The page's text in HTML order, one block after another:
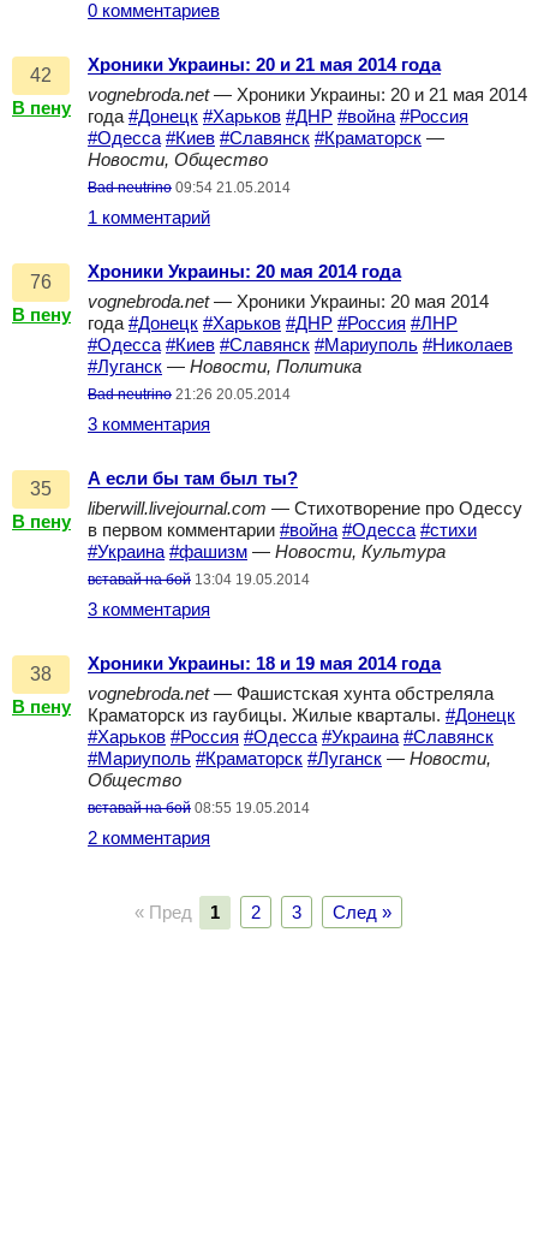
0 комментариев
42
В пену
Хроники Украины: 20 и 21 мая 2014 года
vognebroda.net— Хроники Украины: 20 и 21 мая 2014
года #Донецк #Харьков #ДНР #война #Россия
#Одесса #Киев #Славянск #Краматорск —
Новости, Общество
Bad neutrino 09:54 21.05.2014
1 комментарий
76
В пену
Хроники Украины: 20 мая 2014 года
vognebroda.net— Хроники Украины: 20 мая 2014
года #Донецк #Харьков #ДНР #Россия #ЛНР
#Одесса #Киев #Славянск #Мариуполь #Николаев
#Луганск — Новости, Политика
Bad neutrino 21:26 20.05.2014
3 комментария
35
В пену
А если бы там был ты?
liberwill.livejournal.com — Стихотворение про Одессу
в первом комментарии #война #Одесса #стихи
#Украина #фашизм — Новости, Культура
вставай на бой 13:04 19.05.2014
3 комментария
38
В пену
Хроники Украины: 18 и 19 мая 2014 года
vognebroda.net— Фашистская хунта обстреляла
Краматорск из гаубицы. Жилые кварталы. #Донецк
#Харьков #Россия #Одесса #Украина #Славянск
#Мариуполь #Краматорск #Луганск — Новости,
Общество
вставай на бой 08:55 19.05.2014
2 комментария
« Пред 1 2 3 След »